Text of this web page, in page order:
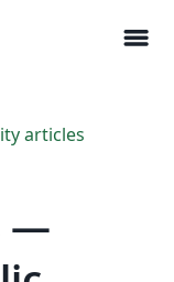
menu
articles
—